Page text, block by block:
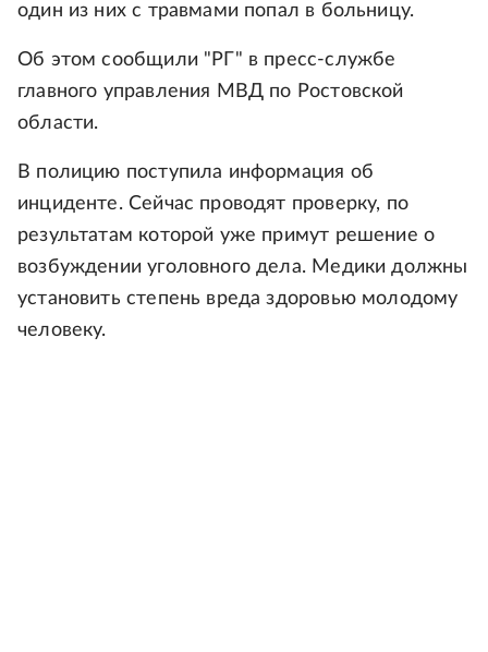
один из них с травмами попал в больницу.
Об этом сообщили "РГ" в пресс-службе
главного управления МВД по Ростовской
области.
В полицию поступила информация об
инциденте. Сейчас проводят проверку, по
результатам которой уже примут решение о
возбуждении уголовного дела. Медики должны
установить степень вреда здоровью молодому
человеку.